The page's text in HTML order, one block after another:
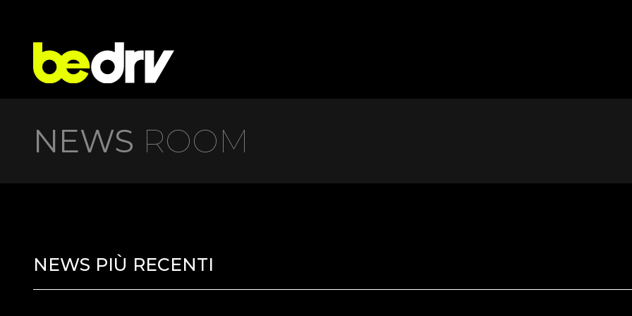
NEWS ROOM
NEWS PIÙ RECENTI